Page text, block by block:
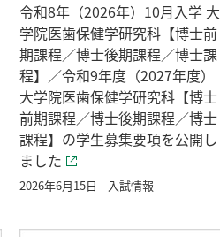
令和8年（2026年）10月入学 大
学院医歯保健学研究科【博士前
期課程／博士後期課程／博士課
程】／令和9年度（2027年度）
大学院医歯保健学研究科【博士
前期課程／博士後期課程／博士
課程】の学生募集要項を公開し
ました
2026年6月15日 入試情報